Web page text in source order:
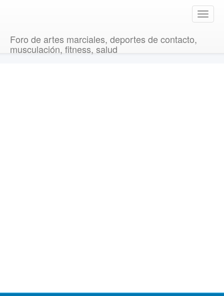
T
o
Foro de artes marciales, deportes de contacto,
musculación, fitness, salud